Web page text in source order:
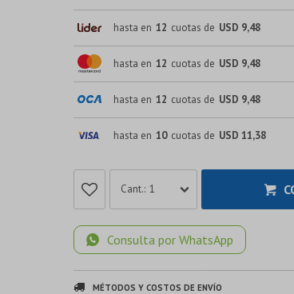
hasta en 12 cuotas de USD 9,48
hasta en 12 cuotas de USD 9,48
hasta en 12 cuotas de USD 9,48
hasta en 10 cuotas de USD 11,38
1
Consulta por WhatsApp
MÉTODOS Y COSTOS DE ENVÍO